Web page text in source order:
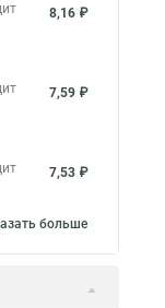
8,16 ₽
7,59 ₽
7,53 ₽
больше